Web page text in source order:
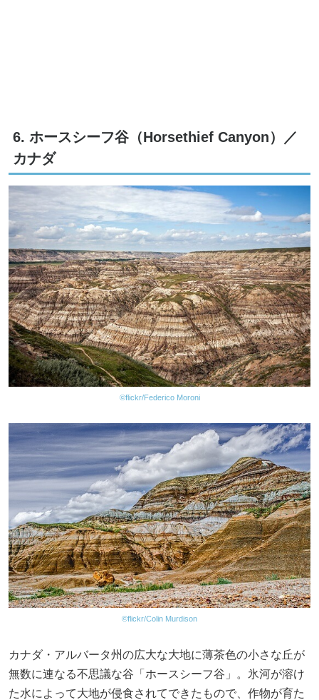
6. ホースシーフ谷（Horsethief Canyon）／
カナダ
©flickr/Federico Moroni
©flickr/Colin Murdison
カナダ・アルバータ州の広大な大地に薄茶色の小さな丘が
無数に連なる不思議な谷「ホースシーフ谷」。氷河が溶け
た水によって大地が侵食されてできたもので、作物が育た